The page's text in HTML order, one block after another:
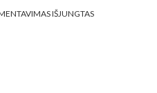
IŠJUNGTASĮRAŠE